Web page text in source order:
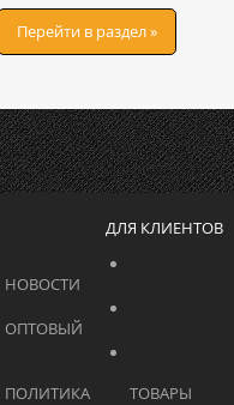
Перейти в раздел »
ДЛЯ КЛИЕНТОВ